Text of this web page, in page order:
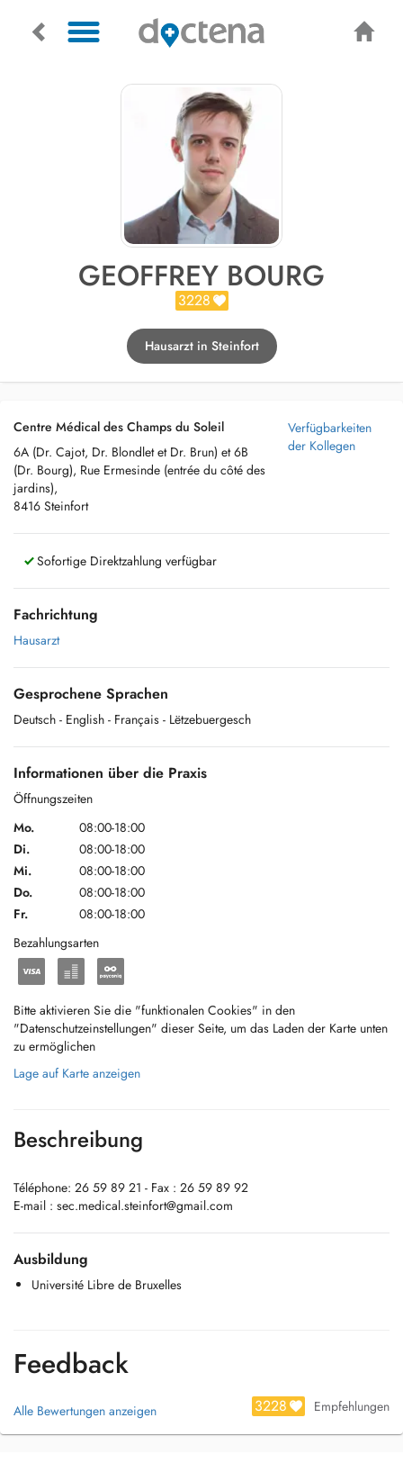
GEOFFREY BOURG
3228
Hausarzt in Steinfort
Centre Médical des Champs du Soleil
6A (Dr. Cajot, Dr. Blondlet et Dr. Brun) et 6B
(Dr. Bourg), Rue Ermesinde (entrée du côté des
jardins),
8416 Steinfort
Verfügbarkeiten
der Kollegen
Sofortige Direktzahlung verfügbar
Fachrichtung
Hausarzt
Gesprochene Sprachen
Deutsch - English - Français - Lëtzebuergesch
Informationen über die Praxis
Öffnungszeiten
Mo.
08:00-18:00
Di.
08:00-18:00
Mi.
08:00-18:00
Do.
08:00-18:00
Fr.
08:00-18:00
Bezahlungsarten
Bitte aktivieren Sie die "funktionalen Cookies" in den
"Datenschutzeinstellungen" dieser Seite, um das Laden der Karte unten
zu ermöglichen
Lage auf Karte anzeigen
Beschreibung
Téléphone: 26 59 89 21 - Fax : 26 59 89 92
E-mail : sec.medical.steinfort@gmail.com
Ausbildung
Université Libre de Bruxelles
Feedback
Alle Bewertungen anzeigen 3228 Empfehlungen